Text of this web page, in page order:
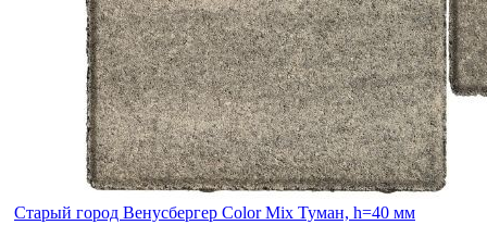
Старый город Венусбергер Color Mix Туман, h=40 мм